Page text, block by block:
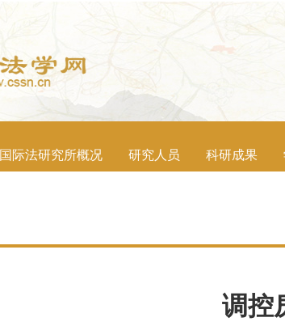
国际法研究所概况 研究人员 科研成果
调控